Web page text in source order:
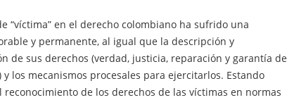
“víctima” en el derecho colombiano ha sufrido una
y permanente, al igual que la descripción y
de sus derechos (verdad, justicia, reparación y garantía de
y los mecanismos procesales para ejercitarlos. Estando
reconocimiento de los derechos de las víctimas en normas